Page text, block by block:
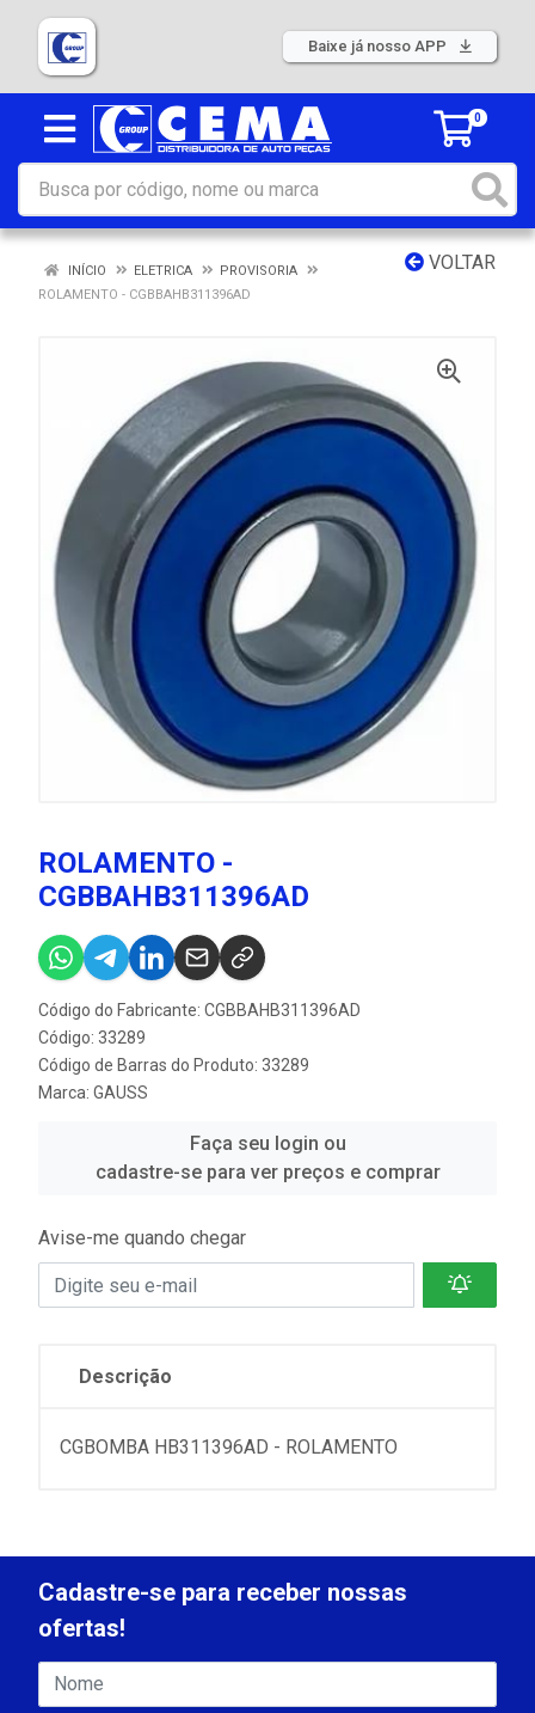
Baixe já nosso APP
0
VOLTAR
INÍCIO ELETRICA
PROVISORIA
ROLAMENTO - CGBBAHB311396AD
ROLAMENTO -
CGBBAHB311396AD
Código do Fabricante: CGBBAHB311396AD
Código: 33289
Código de Barras do Produto: 33289
Marca: GAUSS
Faça seu login ou
cadastre-se para ver preços e comprar
Avise-me quando chegar
Descrição
CGBOMBA HB311396AD - ROLAMENTO
Cadastre-se para receber nossas
ofertas!